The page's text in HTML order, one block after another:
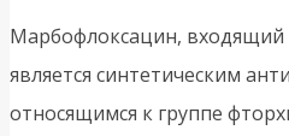
Марбофлоксацин, входящий
является синтетическим
относящимся к группе